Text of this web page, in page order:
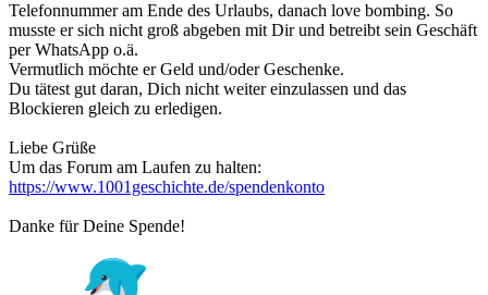
Telefonnummer am Ende des Urlaubs, danach love bombing. So
musste er sich nicht groß abgeben mit Dir und betreibt sein Geschäft
per WhatsApp o.ä.
Vermutlich möchte er Geld und/oder Geschenke.
Du tätest gut daran, Dich nicht weiter einzulassen und das
Blockieren gleich zu erledigen.
Liebe Grüße
Um das Forum am Laufen zu halten:
https://www.1001geschichte.de/spendenkonto
Danke für Deine Spende!